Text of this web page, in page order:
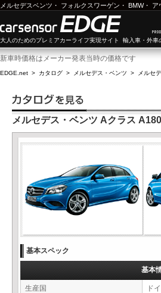
メルセデスベンツ ・ フォルクスワーゲン ・ BMW・ ア
大人のためのプレミアカーライフ実現サイト 輸入車・外車
新車時価格はメーカー発表当時の価格です
EDGE.net > カタログ > メルセデス・ベンツ > メルセ
メルセデス・ベンツ Aクラス A180
基本スペック
基本
生産国 ド